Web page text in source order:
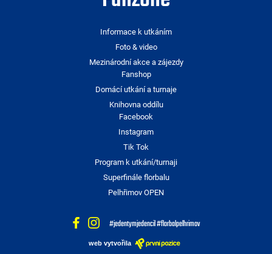
Informace k utkáním
Foto & video
Mezinárodní akce a zájezdy
Fanshop
Domácí utkání a turnaje
Knihovna oddílu
Facebook
Instagram
Tik Tok
Program k utkání/turnaji
Superfinále florbalu
Pelhřimov OPEN
#jedentymjedencil #florbalpelhrimov
web vytvořila